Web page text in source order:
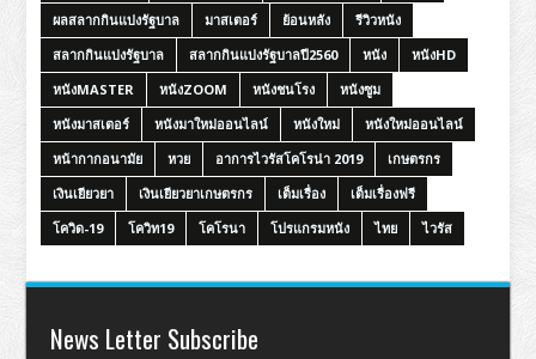
ผลสลากกินแบ่งรัฐบาล
มาสเตอร์ ย้อนหลัง
รีวิวหนัง
สลากกินแบ่งรัฐบาล
สลากกินแบ่งรัฐบาลปี2560 หนัง
หนังHD
หนังMASTER
หนังZOOM หนังชนโรง
หนังซูม
หนังมาสเตอร์
หนังมาใหม่ออนไลน์ หนังใหม่
หนังใหม่ออนไลน์
หน้ากากอนามัย
หวย อาการไวรัสโคโรน่า 2019
เกษตรกร
เงินเยียวยา
เงินเยียวยาเกษตรกร เต็มเรื่อง
เต็มเรื่องฟรี
โควิด-19
โควิท19 โคโรนา โปรแกรมหนัง ไทย ไวรัส
News Letter Subscribe